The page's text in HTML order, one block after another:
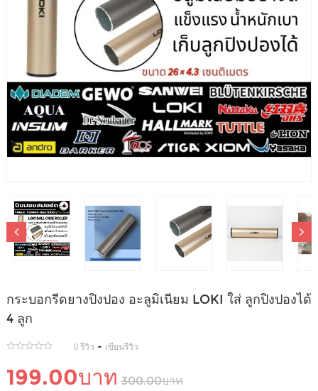
กระบอกรีดยางปิงปอง อะลูมิเนียม LOKI ใส่ ลูกปิงปองได้
4 ลูก
0 รีวิว - เขียนรีวิว
199.00บาท 300.00บาท